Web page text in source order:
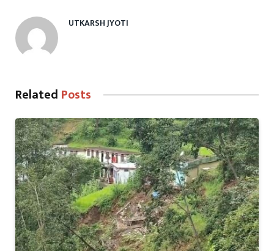
UTKARSH JYOTI
Related Posts